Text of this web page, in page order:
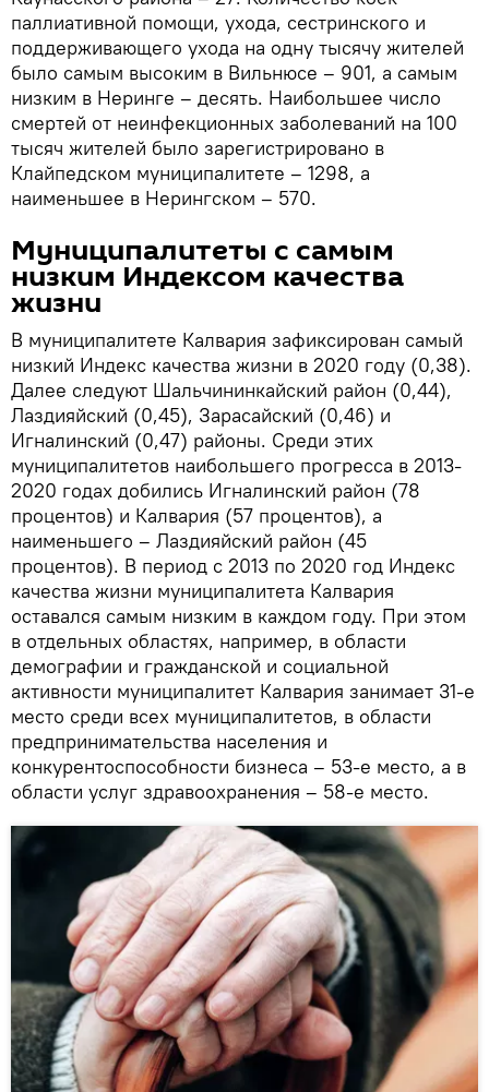
паллиативной помощи, ухода, сестринского и
поддерживающего ухода на одну тысячу жителей
было самым высоким в Вильнюсе – 901, а самым
низким в Неринге – десять. Наибольшее число
смертей от неинфекционных заболеваний на 100
тысяч жителей было зарегистрировано в
Клайпедском муниципалитете – 1298, а
наименьшее в Нерингском – 570.
Муниципалитеты с самым
низким Индексом качества
жизни
В муниципалитете Калвария зафиксирован самый
низкий Индекс качества жизни в 2020 году (0,38).
Далее следуют Шальчининкайский район (0,44),
Лаздияйский (0,45), Зарасайский (0,46) и
Игналинский (0,47) районы. Среди этих
муниципалитетов наибольшего прогресса в 2013-
2020 годах добились Игналинский район (78
процентов) и Калвария (57 процентов), а
наименьшего – Лаздияйский район (45
процентов). В период с 2013 по 2020 год Индекс
качества жизни муниципалитета Калвария
оставался самым низким в каждом году. При этом
в отдельных областях, например, в области
демографии и гражданской и социальной
активности муниципалитет Калвария занимает 31-е
место среди всех муниципалитетов, в области
предпринимательства населения и
конкурентоспособности бизнеса – 53-е место, а в
области услуг здравоохранения – 58-е место.